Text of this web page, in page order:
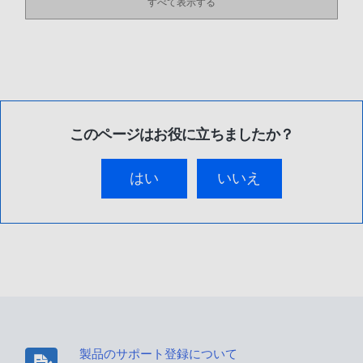
このページはお役に立ちましたか？
はい いいえ
製品のサポート登録について